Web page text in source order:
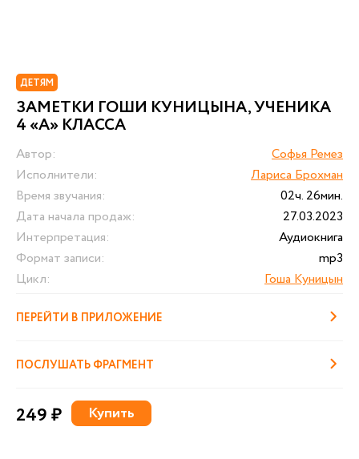
ДЕТЯМ
ЗАМЕТКИ ГОШИ КУНИЦЫНА, УЧЕНИКА
4 «А» КЛАССА
Автор:
Софья Ремез
Исполнители:
Лариса Брохман
Время звучания:
02ч. 26мин.
Дата начала продаж:
27.03.2023
Интерпретация:
Аудиокнига
Формат записи:
mp3
Цикл:
Гоша Куницын
ПЕРЕЙТИ В ПРИЛОЖЕНИЕ
ПОСЛУШАТЬ ФРАГМЕНТ
249 ₽ Купить